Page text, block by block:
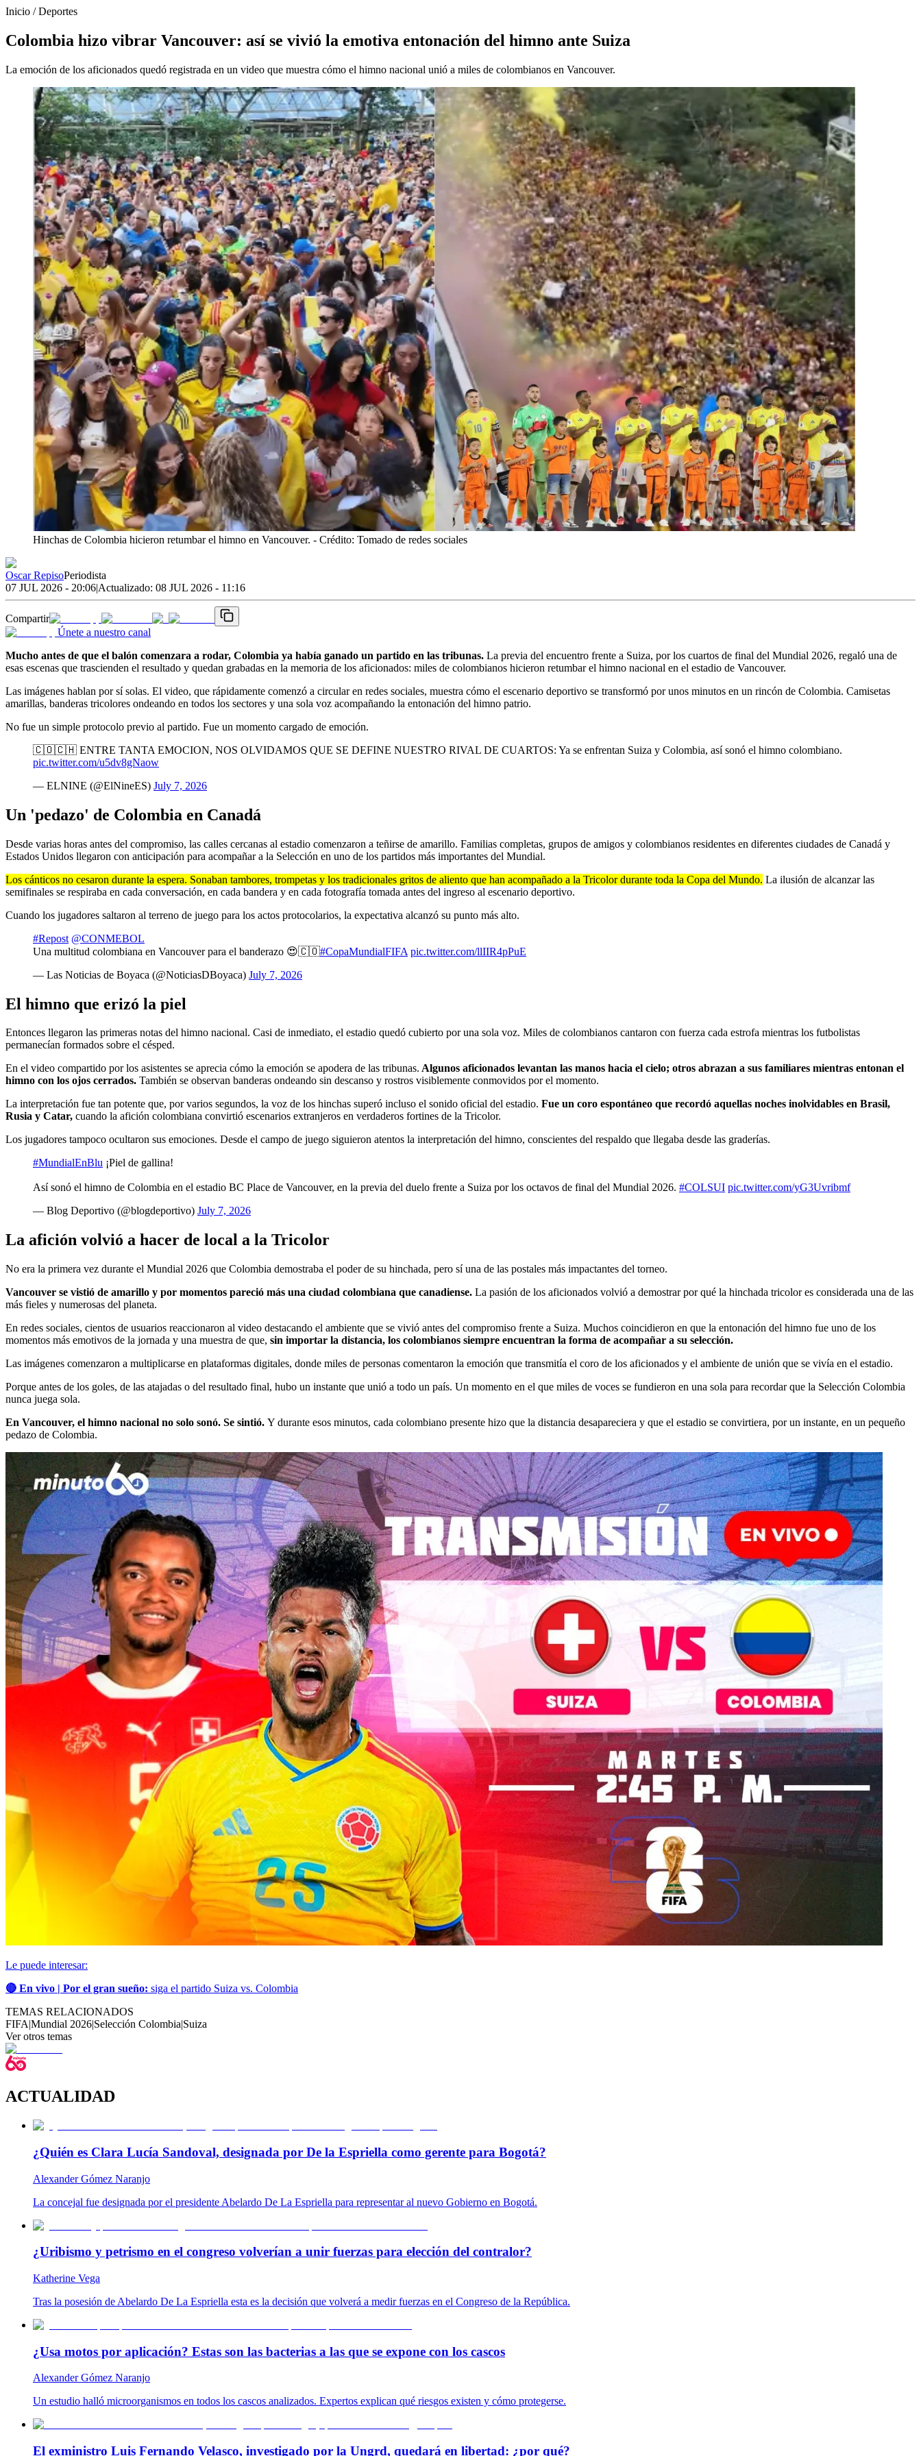
Inicio /Deportes
Colombia hizo vibrar Vancouver: así se vivió la emotiva entonación del himno ante Suiza
La emoción de los aficionados quedó registrada en un video que muestra cómo el himno nacional unió a miles de colombianos en Vancouver.
Hinchas de Colombia hicieron retumbar el himno en Vancouver. - Crédito: Tomado de redes sociales
Oscar RepisoPeriodista
07 JUL 2026 - 20:06|Actualizado: 08 JUL 2026 - 11:16
Compartir
Únete a nuestro canal
Mucho antes de que el balón comenzara a rodar, Colombia ya había ganado un partido en las tribunas. La previa del encuentro frente a Suiza, por los cuartos de final del Mundial 2026, regaló una de
esas escenas que trascienden el resultado y quedan grabadas en la memoria de los aficionados: miles de colombianos hicieron retumbar el himno nacional en el estadio de Vancouver.
Las imágenes hablan por sí solas. El video, que rápidamente comenzó a circular en redes sociales, muestra cómo el escenario deportivo se transformó por unos minutos en un rincón de Colombia. Camisetas
amarillas, banderas tricolores ondeando en todos los sectores y una sola voz acompañando la entonación del himno patrio.
No fue un simple protocolo previo al partido. Fue un momento cargado de emoción.
🇨🇴🇨🇭 ENTRE TANTA EMOCION, NOS OLVIDAMOS QUE SE DEFINE NUESTRO RIVAL DE CUARTOS: Ya se enfrentan Suiza y Colombia, así sonó el himno colombiano.
pic.twitter.com/u5dv8gNaow
— ELNINE (@ElNineES) July 7, 2026
Un 'pedazo' de Colombia en Canadá
Desde varias horas antes del compromiso, las calles cercanas al estadio comenzaron a teñirse de amarillo. Familias completas, grupos de amigos y colombianos residentes en diferentes ciudades de Canadá y
Estados Unidos llegaron con anticipación para acompañar a la Selección en uno de los partidos más importantes del Mundial.
Los cánticos no cesaron durante la espera. Sonaban tambores, trompetas y los tradicionales gritos de aliento que han acompañado a la Tricolor durante toda la Copa del Mundo. La ilusión de alcanzar las
semifinales se respiraba en cada conversación, en cada bandera y en cada fotografía tomada antes del ingreso al escenario deportivo.
Cuando los jugadores saltaron al terreno de juego para los actos protocolarios, la expectativa alcanzó su punto más alto.
#Repost @CONMEBOL
Una multitud colombiana en Vancouver para el banderazo 😍🇨🇴#CopaMundialFIFA pic.twitter.com/llIIR4pPuE
— Las Noticias de Boyaca (@NoticiasDBoyaca) July 7, 2026
El himno que erizó la piel
Entonces llegaron las primeras notas del himno nacional. Casi de inmediato, el estadio quedó cubierto por una sola voz. Miles de colombianos cantaron con fuerza cada estrofa mientras los futbolistas
permanecían formados sobre el césped.
En el video compartido por los asistentes se aprecia cómo la emoción se apodera de las tribunas. Algunos aficionados levantan las manos hacia el cielo; otros abrazan a sus familiares mientras entonan el
himno con los ojos cerrados. También se observan banderas ondeando sin descanso y rostros visiblemente conmovidos por el momento.
La interpretación fue tan potente que, por varios segundos, la voz de los hinchas superó incluso el sonido oficial del estadio. Fue un coro espontáneo que recordó aquellas noches inolvidables en Brasil,
Rusia y Catar, cuando la afición colombiana convirtió escenarios extranjeros en verdaderos fortines de la Tricolor.
Los jugadores tampoco ocultaron sus emociones. Desde el campo de juego siguieron atentos la interpretación del himno, conscientes del respaldo que llegaba desde las graderías.
#MundialEnBlu ¡Piel de gallina!
Así sonó el himno de Colombia en el estadio BC Place de Vancouver, en la previa del duelo frente a Suiza por los octavos de final del Mundial 2026. #COLSUI pic.twitter.com/yG3Uvribmf
— Blog Deportivo (@blogdeportivo) July 7, 2026
La afición volvió a hacer de local a la Tricolor
No era la primera vez durante el Mundial 2026 que Colombia demostraba el poder de su hinchada, pero sí una de las postales más impactantes del torneo.
Vancouver se vistió de amarillo y por momentos pareció más una ciudad colombiana que canadiense. La pasión de los aficionados volvió a demostrar por qué la hinchada tricolor es considerada una de las
más fieles y numerosas del planeta.
En redes sociales, cientos de usuarios reaccionaron al video destacando el ambiente que se vivió antes del compromiso frente a Suiza. Muchos coincidieron en que la entonación del himno fue uno de los
momentos más emotivos de la jornada y una muestra de que, sin importar la distancia, los colombianos siempre encuentran la forma de acompañar a su selección.
Las imágenes comenzaron a multiplicarse en plataformas digitales, donde miles de personas comentaron la emoción que transmitía el coro de los aficionados y el ambiente de unión que se vivía en el estadio.
Porque antes de los goles, de las atajadas o del resultado final, hubo un instante que unió a todo un país. Un momento en el que miles de voces se fundieron en una sola para recordar que la Selección Colombia
nunca juega sola.
En Vancouver, el himno nacional no solo sonó. Se sintió. Y durante esos minutos, cada colombiano presente hizo que la distancia desapareciera y que el estadio se convirtiera, por un instante, en un pequeño
pedazo de Colombia.
Le puede interesar:
🔴 En vivo | Por el gran sueño: siga el partido Suiza vs. Colombia
TEMAS RELACIONADOS
FIFA|Mundial 2026|Selección Colombia|Suiza
Ver otros temas
ACTUALIDAD
¿Quién es Clara Lucía Sandoval, designada por De la Espriella como gerente para Bogotá?
Alexander Gómez Naranjo
La concejal fue designada por el presidente Abelardo De La Espriella para representar al nuevo Gobierno en Bogotá.
¿Uribismo y petrismo en el congreso volverían a unir fuerzas para elección del contralor?
Katherine Vega
Tras la posesión de Abelardo De La Espriella esta es la decisión que volverá a medir fuerzas en el Congreso de la República.
¿Usa motos por aplicación? Estas son las bacterias a las que se expone con los cascos
Alexander Gómez Naranjo
Un estudio halló microorganismos en todos los cascos analizados. Expertos explican qué riesgos existen y cómo protegerse.
El exministro Luis Fernando Velasco, investigado por la Ungrd, quedará en libertad: ¿por qué?